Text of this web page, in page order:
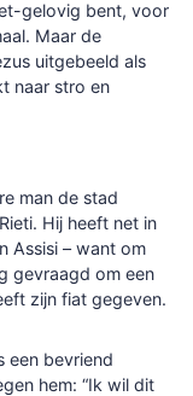
gelovig bent, voor
Maar de
uitgebeeld als
naar stro en
man de stad
Hij heeft net in
Assisi – want om
gevraagd om een
zijn fiat gegeven.
een bevriend
hem: “Ik wil dit